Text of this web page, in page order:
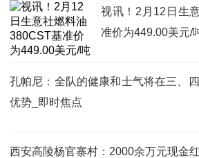
视讯！2月12日生
准价为449.00美元/
孔帕尼：全队的健康和士气将在三、
优势_即时焦点
西安高陵杨官寨村：2000余万元现金